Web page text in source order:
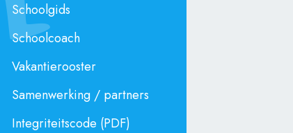
Schoolgids
Schoolcoach
Vakantierooster
Samenwerking / partners
Integriteitscode (PDF)